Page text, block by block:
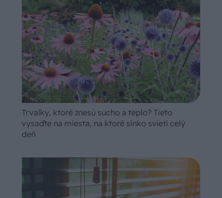
Trvalky, ktoré znesú sucho a teplo? Tieto
vysaďte na miesta, na ktoré slnko svieti celý
deň